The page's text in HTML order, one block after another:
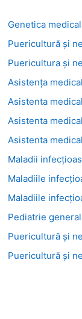
Genetica
Puericultură și
Puericultura și
Asistența
Asistenta
Asistenta
Asistenta
Maladii
Maladiile
Maladiile
Pediatrie
Puericultură și
Puericultură și